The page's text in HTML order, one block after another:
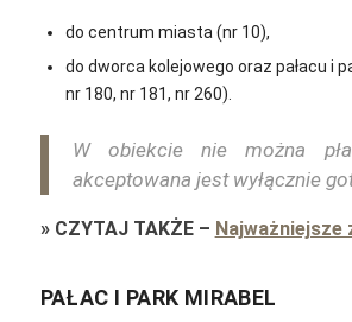
do centrum miasta (nr 10),
do dworca kolejowego oraz pałacu i
nr 180, nr 181, nr 260).
W obiekcie nie można
akceptowana jest wyłącznie
» CZYTAJ TAKŻE– Najważniejsze
PAŁAC I PARK MIRABEL